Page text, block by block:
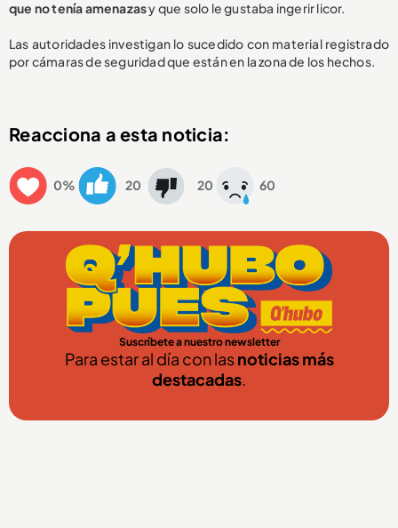
que no tenía amenazasy que solo le gustaba ingerir licor.
Las autoridades investigan lo sucedido con material registrado
por cámaras de seguridad que están en la zona de los hechos.
Reacciona a esta noticia:
0% 20 20 60
Suscríbete a nuestro newsletter
Para estar al día con lasnoticias más
destacadas.